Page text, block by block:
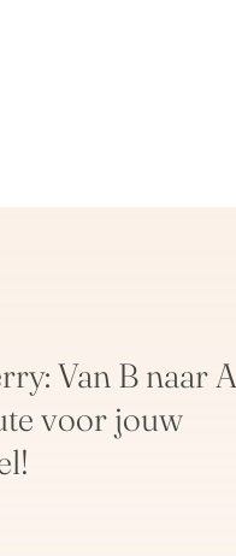
Van B naar
voor jouw